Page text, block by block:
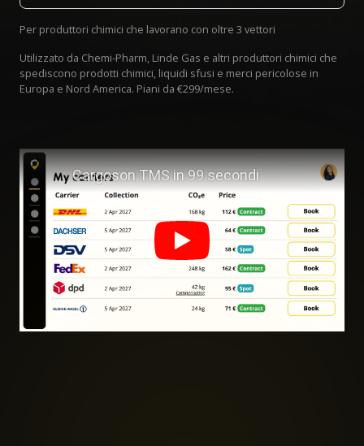
Per produttori chimici che lavorano con oltre 3 vettori
Utilizzato da Chemi-Pharm, Linde Gas e altri produttori chimici che
spediscono prodotti chimici, liquidi sfusi e merci pericolose in
Europa e Nord America. Piani da €299/mese.